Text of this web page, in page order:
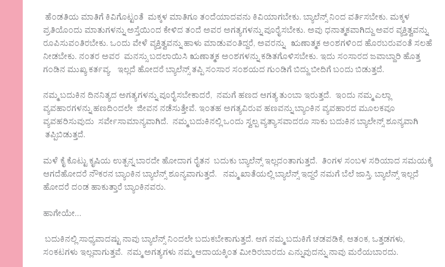
ಹೆಂಡತಿಯ ಮಾತಿಗೆ ಕಿವಿಗೊಟ್ಟಂತೆ ಮಕ್ಕಳ ಮಾತಿಗೂ ತಂದೆಯಾದವನು ಕಿವಿಯಾಗಬೇಕು. ಬ್ಯಾಲೆನ್ಸ್ ನಿಂದ ವರ್ತಿಸಬೇಕು. ಮಕ್ಕಳ
ಪ್ರತಿಯೊಂದು ಮಾತುಗಳನ್ನು ಅಸ್ತೆಯಿಂದ ಕೇಳಿದ ತಂದೆ ಅವರ ಅಗತ್ಯಗಳನ್ನು ಪೂರೈಸಬೇಕು. ಅವು ಧನಾತ್ಮಕವಾಗಿದ್ದು ಅವರ ವ್ಯಕ್ತಿತ್ವವನ್ನು
ರೂಪಿಸುವಂತಿರಬೇಕು. ಒಂದು ವೇಳೆ ವ್ಯಕ್ತಿತ್ವವನ್ನು ಹಾಳು ಮಾಡುವಂತಿದ್ದರೆ, ಅವರನ್ನು ಋಣಾತ್ಮಕ ಅಂಶಗಳಿಂದ ಹೊರಬರುವಂತೆ ಸಲಹೆ
ನೀಡಬೇಕು. ನಂತರ ಅವರ ಮನಸ್ಸು ಬದಲಾಯಿಸಿ ಋಣಾತ್ಮಕ ಅಂಶಗಳನ್ನು ಕಡಿತಗೊಳಿಸಬೇಕು. ಇದು ಸಂಸಾರದ ಜವಾಬ್ದಾರಿ ಹೊತ್ತ
ಗಂಡಿನ ಮುಖ್ಯ ಕರ್ತವ್ಯ. ಇಲ್ಲದೆ ಹೋದರೆ ಬ್ಯಾಲೆನ್ಸ್ ತಪ್ಪಿ ಸಂಸಾರ ಸಂಶಯದ ಗುಂಡಿಗೆ ಬಿದ್ದು ಬೀದಿಗೆ ಬಂದು ಬಿಡುತ್ತದೆ.
ನಮ್ಮ ಬದುಕಿನ ದಿನನಿತ್ಯದ ಅಗತ್ಯಗಳನ್ನು ಪೂರೈಸಬೇಕಾದರೆ, ನಮಗೆ ಹಣದ ಆಗತ್ಯ ತುಂಬಾ ಇರುತ್ತದೆ. ಇಂದು ನಮ್ಮ ಎಲ್ಲಾ
ವ್ಯವಹಾರಗಳನ್ನು ಹಣದಿಂದಲೇ ಜೀವನ ನಡೆಸುತ್ತೇವೆ. ಇಂತಹ ಅಗತ್ಯವಿರುವ ಹಣವನ್ನು ಬ್ಯಾಂಕಿನ ವ್ಯವಹಾರದ ಮೂಲಕವೂ
ವ್ಯವಹರಿಸುವುದು ಸರ್ವೇಸಾಮಾನ್ಯವಾಗಿದೆ. ನಮ್ಮ ಬದುಕಿನಲ್ಲಿ ಒಂದು ಸ್ವಲ್ಪ ವ್ಯತ್ಯಾಸವಾದರೂ ಸಾಕು ಬದುಕಿನ ಬ್ಯಾಲೇನ್ಸ್ ಶೂನ್ಯವಾಗಿ
ತಪ್ಪಿಬಿಡುತ್ತದೆ.
ಮಳೆ ಕೈ ಕೊಟ್ಟು ಕೃಷಿಯ ಉತ್ಪನ್ನ ಬಾರದೇ ಹೋದಾಗ ರೈತನ ಬದುಕು ಬ್ಯಾಲೆನ್ಸ್ ಇಲ್ಲದಂತಾಗುತ್ತದೆ. ತಿಂಗಳ ಸಂಬಳ ಸರಿಯಾದ ಸಮಯಕ್ಕೆ
ಆಗದೆಹೋದರೆ ನೌಕರನ ಬ್ಯಾಂಕಿನ ಬ್ಯಾಲೆನ್ಸ್ ಶೂನ್ಯವಾಗುತ್ತದೆ. ನಮ್ಮ ಖಾತೆಯಲ್ಲಿ ಬ್ಯಾಲೆನ್ಸ್ ಇದ್ದರೆ ನಮಗೆ ಬೆಲೆ ಜಾಸ್ತಿ. ಬ್ಯಾಲೆನ್ಸ್ ಇಲ್ಲದೆ
ಹೋದರೆ ದಂಡ ಹಾಕುತ್ತಾರೆ ಬ್ಯಾಂಕಿನವರು.
ಹಾಗೇಯೇ…
ಬದುಕಿನಲ್ಲಿ ಸಾಧ್ಯವಾದಷ್ಟು ನಾವು ಬ್ಯಾಲೆನ್ಸ್ ನಿಂದಲೇ ಬದುಕಬೇಕಾಗುತ್ತದೆ. ಆಗ ನಮ್ಮ ಬದುಕಿಗೆ ಚಡಪಡಿಕೆ, ಆತಂಕ, ಒತ್ತಡಗಳು,
ಸಂಕಟಗಳು ಇಲ್ಲವಾಗುತ್ತವೆ. ನಮ್ಮ ಅಗತ್ಯಗಳು ನಮ್ಮ ಆದಾಯಕ್ಕಿಂತ ಮೀರಿರಬಾರದು ಎನ್ನುವುದನ್ನು ನಾವು ಮರೆಯಬಾರದು.